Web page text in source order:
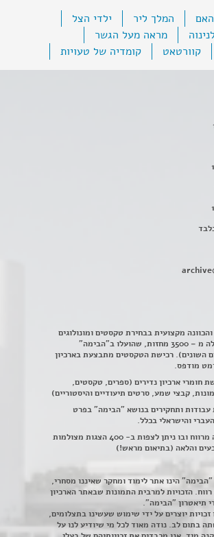
האם המלך ליר
ילדי הצל
מראה מעל הגשר
קוורטאט קומדיה של טעויות
והכוונה מקצועית בבחירת טקסטים ומונולוגים
(מתוך למעלה מ – 3500 מחזות, שהועלו ב"הבימה"
השונים). רכישת הטקסטים מתבצעת בארכיון
מודפס.
חומרי ארכיון נדירים (ספרים, טקסטים,
קבצי שמע, סרטים תיעודיים והיסטוריים)
עבודות ותחקירים בנושא "הבימה" בפרט
והישראלי בכלל.
חדר הצפייה מרווח ובו ניתן לצפות ב- 400 הצגות מצולמות
והלאה (בתיאום מראש!)
"הבימה" הינו אתר לימוד ומחקר שאיננו מסחרי,
הזכויות למרבית התמונות שבאתר הארכיון
תיאטרון "הבימה".
זכויות יוצרים על ידי שימוש שעשינו בתצלומים,
בתום לב. נודה מאוד לכל מי שיודיע לנו על